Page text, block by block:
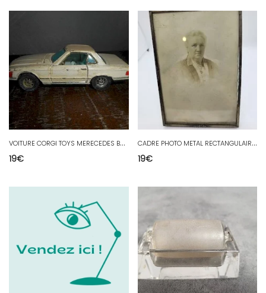
V
OITURE CORGI TOYS MERECEDES BENZ 350 SL N° 22
19€
C
ADRE PHOTO METAL RECTANGULAIRE A POSER
19€